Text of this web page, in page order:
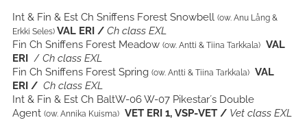
Int & Fin & Est Ch Sniffens Forest Snowbell (ow. Anu Lång &
Erkki Seles) VAL ERI / Ch class EXL
Fin Ch Sniffens Forest Meadow (ow. Antti & Tiina Tarkkala) VAL
ERI / Ch class EXL
Fin Ch Sniffens Forest Spring (ow. Antti & Tiina Tarkkala) VAL
ERI / Ch class EXL
Int & Fin & Est Ch BaltW-06 W-07 Pikestar´s Double
Agent (ow. Annika Kuisma) VET ERI 1, VSP-VET / Vet class EXL